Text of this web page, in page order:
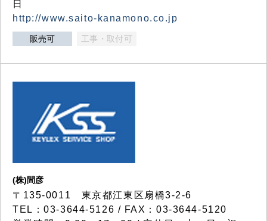
日
http://www.saito-kanamono.co.jp
販売可 工事・取付可
(株)間彦
〒135-0011 東京都江東区扇橋3-2-6
TEL：03-3644-5126 / FAX：03-3644-5120